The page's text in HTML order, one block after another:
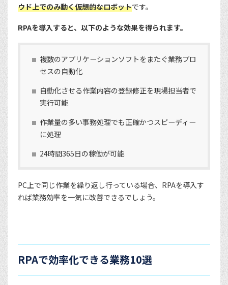
ウド上でのみ動く仮想的なロボットです。
RPAを導入すると、以下のような効果を得られます。
複数のアプリケーションソフトをまたぐ業務プロ
セスの自動化
自動化させる作業内容の登録修正を現場担当者で
実行可能
作業量の多い事務処理でも正確かつスピーディー
に処理
24時間365日の稼働が可能
PC上で同じ作業を繰り返し行っている場合、RPAを導入す
れば業務効率を一気に改善できるでしょう。
RPAで効率化できる業務10選